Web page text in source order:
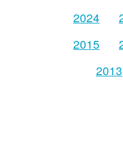
2024
2015
2013